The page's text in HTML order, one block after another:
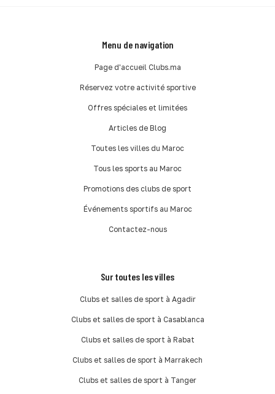
Menu de navigation
Page d'accueil Clubs.ma
Réservez votre activité sportive
Offres spéciales et limitées
Articles de Blog
Toutes les villes du Maroc
Tous les sports au Maroc
Promotions des clubs de sport
Événements sportifs au Maroc
Contactez-nous
Sur toutes les villes
Clubs et salles de sport à Agadir
Clubs et salles de sport à Casablanca
Clubs et salles de sport à Rabat
Clubs et salles de sport à Marrakech
Clubs et salles de sport à Tanger